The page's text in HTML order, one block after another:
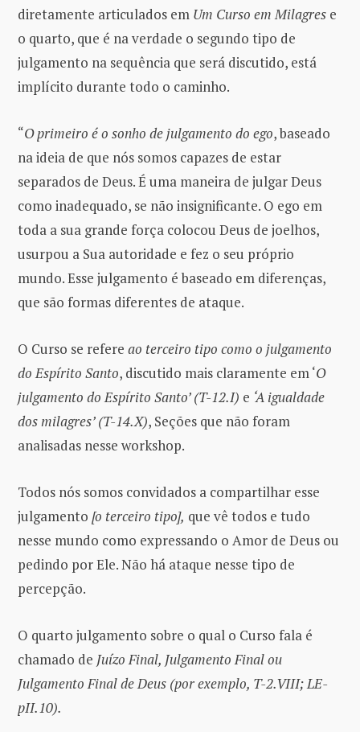
diretamente articulados em Um Curso em Milagres e
o quarto, que é na verdade o segundo tipo de
julgamento na sequência que será discutido, está
implícito durante todo o caminho.
“O primeiro é o sonho de julgamento do ego, baseado
na ideia de que nós somos capazes de estar
separados de Deus. É uma maneira de julgar Deus
como inadequado, se não insignificante. O ego em
toda a sua grande força colocou Deus de joelhos,
usurpou a Sua autoridade e fez o seu próprio
mundo. Esse julgamento é baseado em diferenças,
que são formas diferentes de ataque.
O Curso se refere ao terceiro tipo como o julgamento
do Espírito Santo, discutido mais claramente em ‘O
julgamento do Espírito Santo’ (T-12.I) e ‘A igualdade
dos milagres’ (T-14.X), Seções que não foram
analisadas nesse workshop.
Todos nós somos convidados a compartilhar esse
julgamento [o terceiro tipo], que vê todos e tudo
nesse mundo como expressando o Amor de Deus ou
pedindo por Ele. Não há ataque nesse tipo de
percepção.
O quarto julgamento sobre o qual o Curso fala é
chamado de Juízo Final, Julgamento Final ou
Julgamento Final de Deus (por exemplo, T-2.VIII; LE-
pII.10).